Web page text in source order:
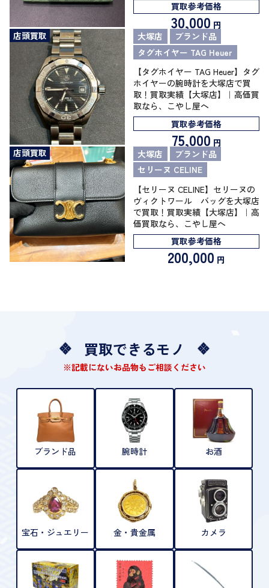
買取参考価格
30,000 円
店頭買取
大塚店
ブランド品
タグホイヤー TAG Heuer
【タグホイヤー TAG Heuer】タグ
ホイヤーの腕時計を大塚店で買
取！買取実績【大塚店】｜高価買
取なら、こやし屋へ
買取参考価格
75,000 円
店頭買取
大塚店
ブランド品
セリーヌ CELINE
【セリーヌ CELINE】セリーヌの
ヴィクトワール バッグを大塚店
で買取！買取実績【大塚店】｜高
価買取なら、こやし屋へ
買取参考価格
200,000 円
買取できるモノ
※記載にないお品物もご相談ください
ブランド品 腕時計 お酒
宝石・ジュエリー 金・貴金属 カメラ